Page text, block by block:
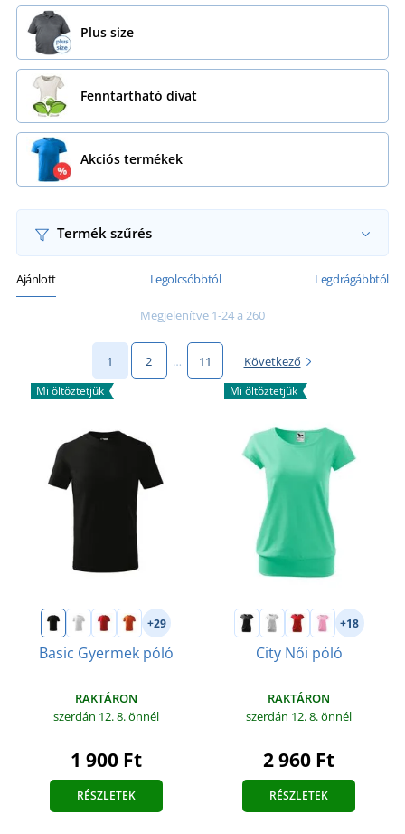
Plus size
Fenntartható divat
Akciós termékek
Termék szűrés
Ajánlott Legolcsóbbtól Legdrágábbtól
Megjelenítve 1-24 a 260
1 2 … 11 Következő
Mi öltöztetjük
+29
Basic Gyermek póló
RAKTÁRON
szerdán 12. 8.önnél
1 900 Ft
RÉSZLETEK
Mi öltöztetjük
+18
City Női póló
RAKTÁRON
szerdán 12. 8.önnél
2 960 Ft
RÉSZLETEK